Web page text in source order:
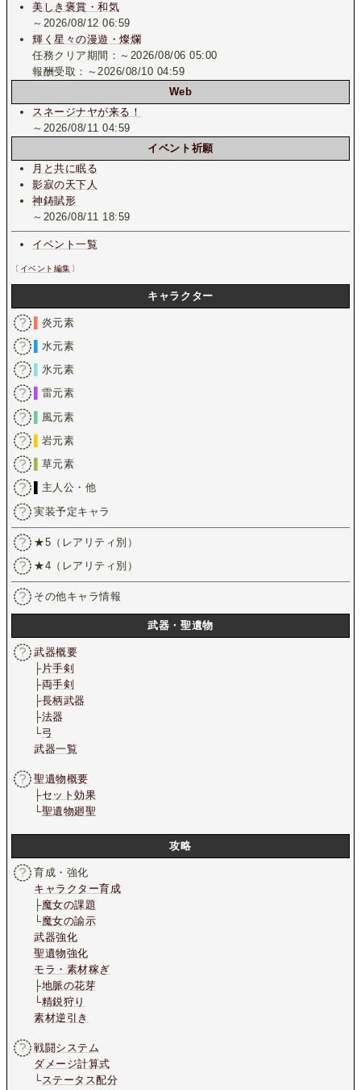
美しき褒賞・和気
～2026/08/12 06:59
輝く星々の漫遊・燦爛
任務クリア期間：～2026/08/06 05:00
報酬受取：～2026/08/10 04:59
Web
スネージナヤが来る！
～2026/08/11 04:59
イベント祈願
月と共に眠る
影寂の天下人
神鋳賦形
～2026/08/11 18:59
イベント一覧
〔 イベント編集 〕
キャラクター
炎元素
水元素
氷元素
雷元素
風元素
岩元素
草元素
主人公・他
実装予定キャラ
★5（レアリティ別）
★4（レアリティ別）
その他キャラ情報
武器・聖遺物
武器概要
├片手剣
├両手剣
├長柄武器
├法器
└弓
武器一覧
聖遺物概要
├セット効果
└聖遺物廻聖
攻略
育成・強化
キャラクター育成
├魔女の課題
└魔女の諭示
武器強化
聖遺物強化
モラ・素材稼ぎ
├地脈の花芽
└精鋭狩り
素材逆引き
戦闘システム
ダメージ計算式
└ステータス配分